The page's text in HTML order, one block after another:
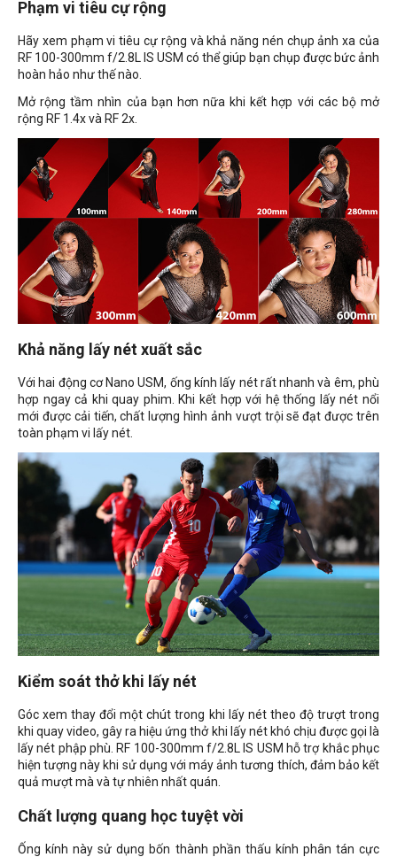
Phạm vi tiêu cự rộng
Hãy xem phạm vi tiêu cự rộng và khả năng nén chụp ảnh xa của
RF 100-300mm f/2.8L IS USM có thể giúp bạn chụp được bức ảnh
hoàn hảo như thế nào.
Mở rộng tầm nhìn của bạn hơn nữa khi kết hợp với các bộ mở
rộng RF 1.4x và RF 2x.
Khả năng lấy nét xuất sắc
Với hai động cơ Nano USM, ống kính lấy nét rất nhanh và êm, phù
hợp ngay cả khi quay phim. Khi kết hợp với hệ thống lấy nét nổi
mới được cải tiến, chất lượng hình ảnh vượt trội sẽ đạt được trên
toàn phạm vi lấy nét.
Kiểm soát thở khi lấy nét
Góc xem thay đổi một chút trong khi lấy nét theo độ trượt trong
khi quay video, gây ra hiệu ứng thở khi lấy nét khó chịu được gọi là
lấy nét phập phù. RF 100-300mm f/2.8L IS USM hỗ trợ khắc phục
hiện tượng này khi sử dụng với máy ảnh tương thích, đảm bảo kết
quả mượt mà và tự nhiên nhất quán.
Chất lượng quang học tuyệt vời
Ống kính này sử dụng bốn thành phần thấu kính phân tán cực